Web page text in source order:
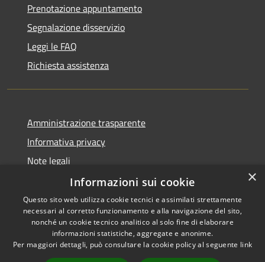
Prenotazione appuntamento
Segnalazione disservizio
Leggi le FAQ
Richiesta assistenza
Amministrazione trasparente
Informativa privacy
Note legali
Dichiarazione di accessibilità
RSS
Accessibilità
Copyright © 2026 • Comune di
Farindola • Powered by
×
Informazioni sui cookie
Questo sito web utilizza cookie tecnici e assimilati strettamente
necessari al corretto funzionamento e alla navigazione del sito,
nonché un cookie tecnico analitico al solo fine di elaborare
informazioni statistiche, aggregate e anonime.
Per maggiori dettagli, può consultare la cookie policy al seguente link